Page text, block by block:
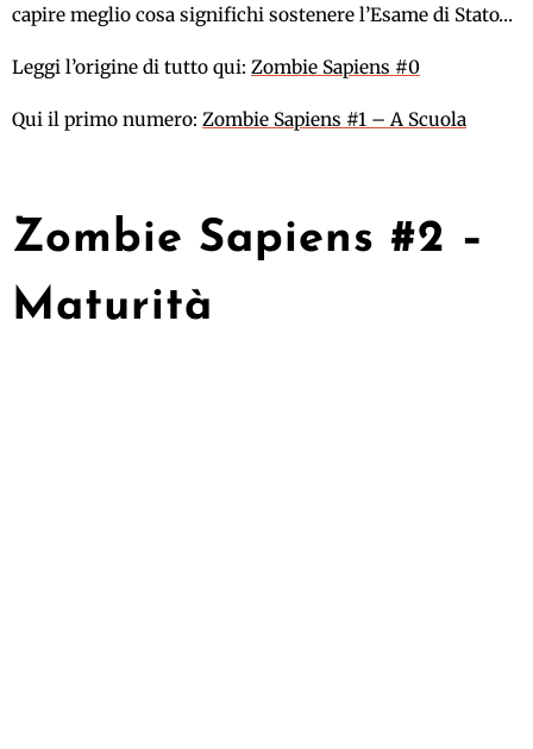
capire meglio cosa significhi sostenere l’Esame di Stato…
Leggi l’origine di tutto qui: Zombie Sapiens #0
Qui il primo numero: Zombie Sapiens #1 – A Scuola
Zombie Sapiens #2 –
Maturità